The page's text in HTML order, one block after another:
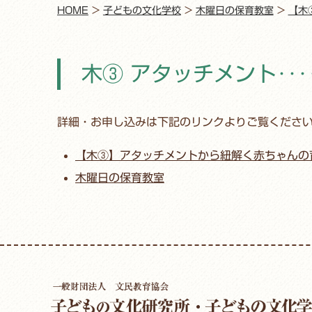
HOME > 子どもの文化学校> 木曜日の保育教室> 【
木③ アタッチメント‥‥
詳細・お申し込みは下記のリンクよりご覧くださ
【木③】アタッチメントから紐解く赤ちゃん
木曜日の保育教室